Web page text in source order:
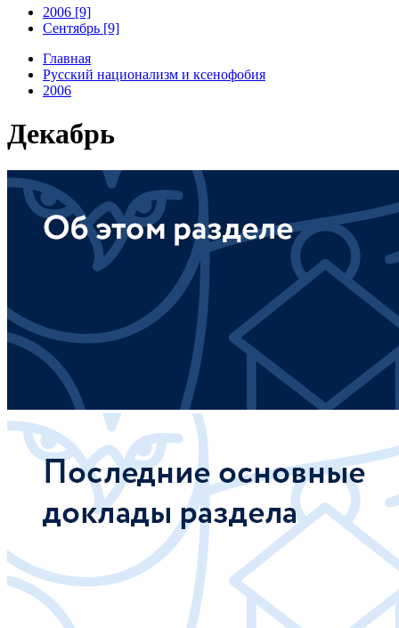
2006 [9]
Сентябрь [9]
Главная
Русский национализм и ксенофобия
2006
Декабрь